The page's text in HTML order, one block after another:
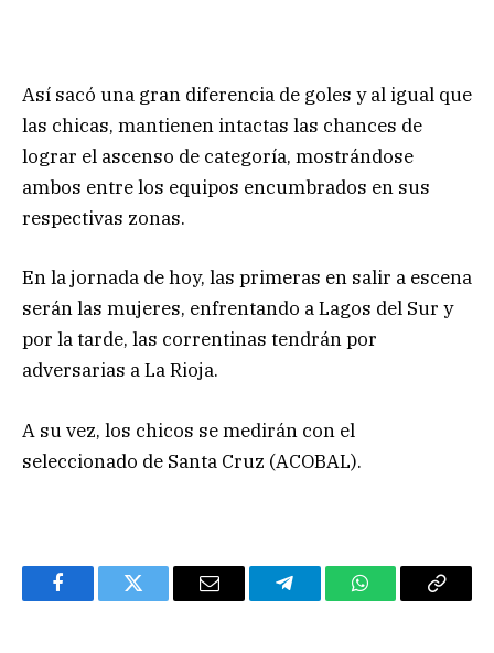
Así sacó una gran diferencia de goles y al igual que
las chicas, mantienen intactas las chances de
lograr el ascenso de categoría, mostrándose
ambos entre los equipos encumbrados en sus
respectivas zonas.
En la jornada de hoy, las primeras en salir a escena
serán las mujeres, enfrentando a Lagos del Sur y
por la tarde, las correntinas tendrán por
adversarias a La Rioja.
A su vez, los chicos se medirán con el
seleccionado de Santa Cruz (ACOBAL).
FacebookTwitter Email TelegramWhatsAppCopy